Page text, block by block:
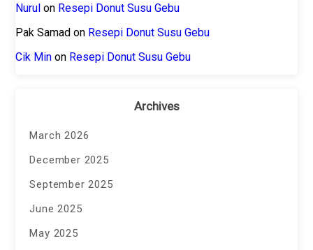
Nurul on Resepi Donut Susu Gebu
Pak Samad on Resepi Donut Susu Gebu
Cik Min on Resepi Donut Susu Gebu
Archives
March 2026
December 2025
September 2025
June 2025
May 2025